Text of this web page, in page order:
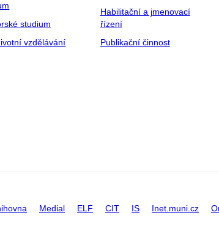
studium
vzdělávání
Habilitační a jmenovací
řízení
Publikační činnost
Medial ELF CIT IS Inet.muni.cz